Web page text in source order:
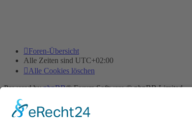
Foren-Übersicht
Alle Zeiten sind UTC+02:00
Alle Cookies löschen
Powered byphpBB® Forum Software © phpBB Limited
Deutsche Übersetzung durch